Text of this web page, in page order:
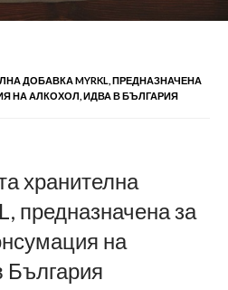
ДОБАВКА MYRKL, ПРЕДНАЗНАЧЕНА
НА АЛКОХОЛ, ИДВА В БЪЛГАРИЯ
хранителна
предназначена за
на
България